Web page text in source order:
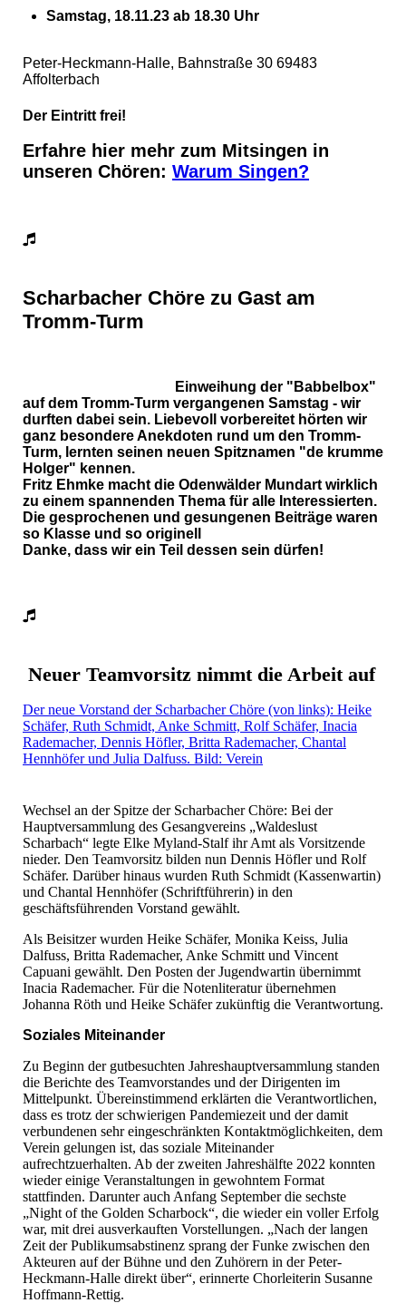
Samstag, 18.11.23 ab 18.30 Uhr
Peter-Heckmann-Halle, Bahnstraße 30 69483
Affolterbach
Der Eintritt frei!
Erfahre hier mehr zum Mitsingen in
unseren Chören: Warum Singen?
Scharbacher Chöre zu Gast am
Tromm-Turm
Einweihung der "Babbelbox"
auf dem Tromm-Turm vergangenen Samstag - wir
durften dabei sein. Liebevoll vorbereitet hörten wir
ganz besondere Anekdoten rund um den Tromm-
Turm, lernten seinen neuen Spitznamen "de krumme
Holger" kennen.
Fritz Ehmke macht die Odenwälder Mundart wirklich
zu einem spannenden Thema für alle Interessierten.
Die gesprochenen und gesungenen Beiträge waren
so Klasse und so originell
Danke, dass wir ein Teil dessen sein dürfen!
Neuer Teamvorsitz nimmt die Arbeit auf
Der neue Vorstand der Scharbacher Chöre (von links): Heike
Schäfer, Ruth Schmidt, Anke Schmitt, Rolf Schäfer, Inacia
Rademacher, Dennis Höfler, Britta Rademacher, Chantal
Hennhöfer und Julia Dalfuss. Bild: Verein
Wechsel an der Spitze der Scharbacher Chöre: Bei der
Hauptversammlung des Gesangvereins „Waldeslust
Scharbach“ legte Elke Myland-Stalf ihr Amt als Vorsitzende
nieder. Den Teamvorsitz bilden nun Dennis Höfler und Rolf
Schäfer. Darüber hinaus wurden Ruth Schmidt (Kassenwartin)
und Chantal Hennhöfer (Schriftführerin) in den
geschäftsführenden Vorstand gewählt.
Als Beisitzer wurden Heike Schäfer, Monika Keiss, Julia
Dalfuss, Britta Rademacher, Anke Schmitt und Vincent
Capuani gewählt. Den Posten der Jugendwartin übernimmt
Inacia Rademacher. Für die Notenliteratur übernehmen
Johanna Röth und Heike Schäfer zukünftig die Verantwortung.
Soziales Miteinander
Zu Beginn der gutbesuchten Jahreshauptversammlung standen
die Berichte des Teamvorstandes und der Dirigenten im
Mittelpunkt. Übereinstimmend erklärten die Verantwortlichen,
dass es trotz der schwierigen Pandemiezeit und der damit
verbundenen sehr eingeschränkten Kontaktmöglichkeiten, dem
Verein gelungen ist, das soziale Miteinander
aufrechtzuerhalten. Ab der zweiten Jahreshälfte 2022 konnten
wieder einige Veranstaltungen in gewohntem Format
stattfinden. Darunter auch Anfang September die sechste
„Night of the Golden Scharbock“, die wieder ein voller Erfolg
war, mit drei ausverkauften Vorstellungen. „Nach der langen
Zeit der Publikumsabstinenz sprang der Funke zwischen den
Akteuren auf der Bühne und den Zuhörern in der Peter-
Heckmann-Halle direkt über“, erinnerte Chorleiterin Susanne
Hoffmann-Rettig.